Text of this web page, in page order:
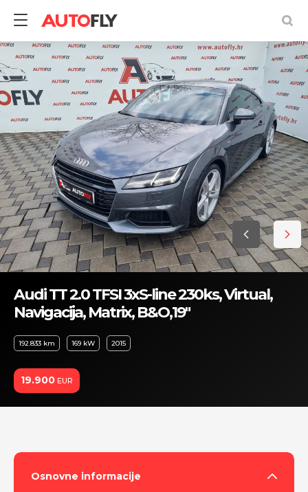
Audi TT 2.0 TFSI 3xS-line 230ks, Virtual,
Navigacija, Matrix, B&O,19"
192.833 km 169 kW 2015
19.900 EUR
Osnovne informacije